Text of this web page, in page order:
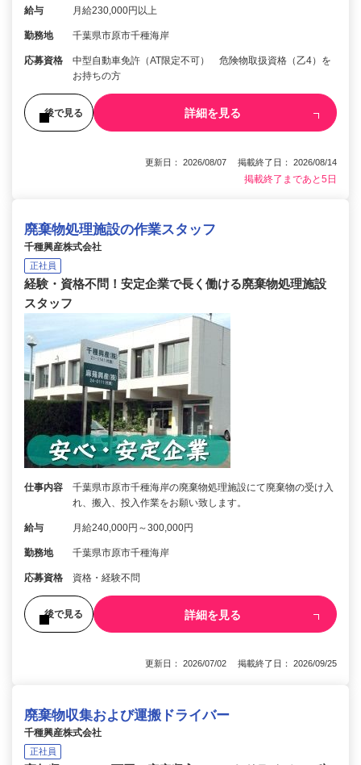
給与 月給230,000円以上
勤務地 千葉県市原市千種海岸
応募資格
中型自動車免許（AT限定不可） 危険物取扱資格（乙4）を
お持ちの方
後で見る 詳細を見る
更新日： 2026/08/07 掲載終了日： 2026/08/14
掲載終了まであと5日
廃棄物処理施設の作業スタッフ
千種興産株式会社
正社員
経験・資格不問！安定企業で長く働ける廃棄物処理施設
スタッフ
仕事内容
千葉県市原市千種海岸の廃棄物処理施設にて廃棄物の受け入
れ、搬入、投入作業をお願い致します。
給与 月給240,000円～300,000円
勤務地 千葉県市原市千種海岸
応募資格 資格・経験不問
後で見る 詳細を見る
更新日： 2026/07/02 掲載終了日： 2026/09/25
廃棄物収集および運搬ドライバー
千種興産株式会社
正社員